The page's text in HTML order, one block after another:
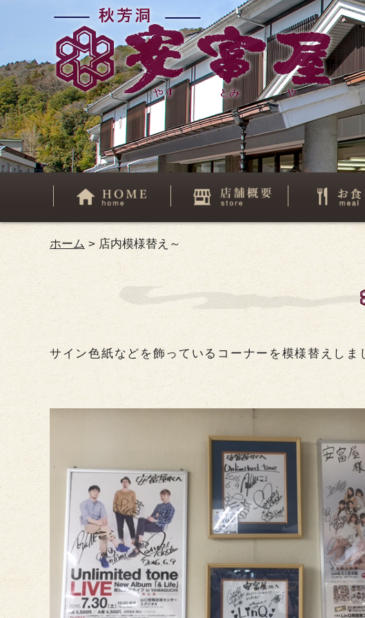
ホーム>店内模様替え～
サイン色紙などを飾っているコーナーを模様替えし